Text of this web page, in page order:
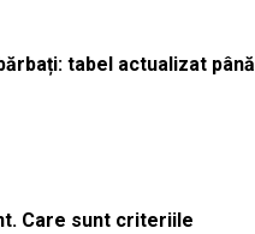
tabel actualizat până
Care sunt criteriile